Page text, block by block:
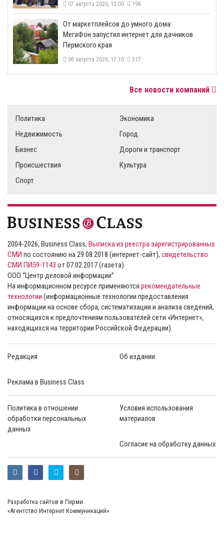
07 августа 2026, 13:00 196
От маркетплейсов до умного дома:
МегаФон запустил интернет для дачников
Пермского края
06 августа 2026, 17:10 317
Все новости компаний
Политика
Экономика
Недвижимость
Город
Бизнес
Дороги и транспорт
Происшествия
Культура
Спорт
2004-2026, Business Class, Выписка из реестра зарегистрированных
СМИ по состоянию на 29.08.2018 (интернет-сайт), свидетельство
СМИ ПИ59-1143 от 07.02.2017 (газета)
ООО “Центр деловой информации”
На информационном ресурсе применяются рекомендательные
технологии (информационные технологии предоставления
информации на основе сбора, систематизации и анализа сведений,
относящихся к предпочтениям пользователей сети «Интернет»,
находящихся на территории Российской Федерации).
Редакция Об издании
Реклама в Business Class
Политика в отношении
обработки персональных
данных
Условия использования
материалов
Согласие на обработку данных
Разработка сайтов в Перми
«Агентство Интернет Коммуникаций»